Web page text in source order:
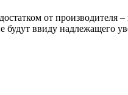
от производителя
ввиду надлежащего